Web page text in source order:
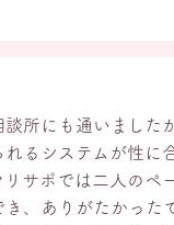
所にも通いました
るシステムが性に
リサポでは二人のペ
、ありがたかった